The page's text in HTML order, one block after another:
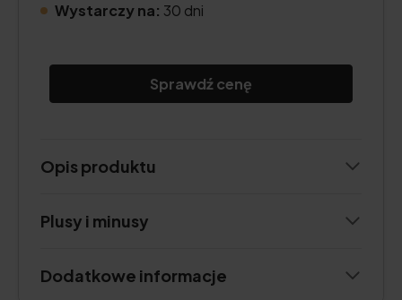
Wystarczy na: 30 dni
Sprawdź cenę
Opis produktu
Plusy i minusy
Dodatkowe informacje